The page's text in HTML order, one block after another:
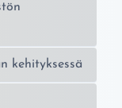
kehityksessä